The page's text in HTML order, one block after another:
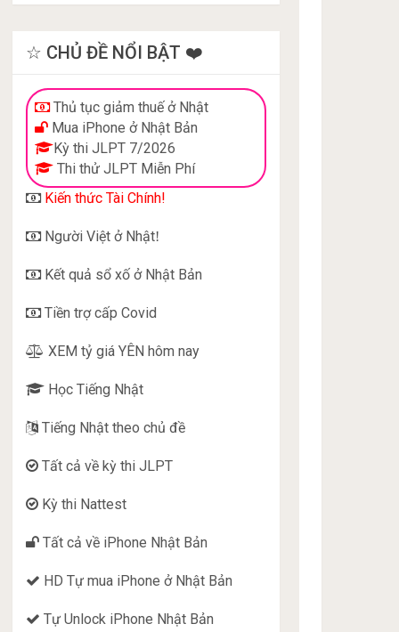
☆ CHỦ ĐỀ NỔI BẬT ❤️
Thủ tục giảm thuế ở Nhật
Mua iPhone ở Nhật Bản
Kỳ thi JLPT 7/2026
Thi thử JLPT Miễn Phí
Kiến thức Tài Chính!
Người Việt ở Nhật!
Kết quả sổ xố ở Nhật Bản
Tiền trợ cấp Covid
XEM tỷ giá YÊN hôm nay
Học Tiếng Nhật
Tiếng Nhật theo chủ đề
Tất cả về kỳ thi JLPT
Kỳ thi Nattest
Tất cả về iPhone Nhật Bản
HD Tự mua iPhone ở Nhật Bản
Tự Unlock iPhone Nhật Bản